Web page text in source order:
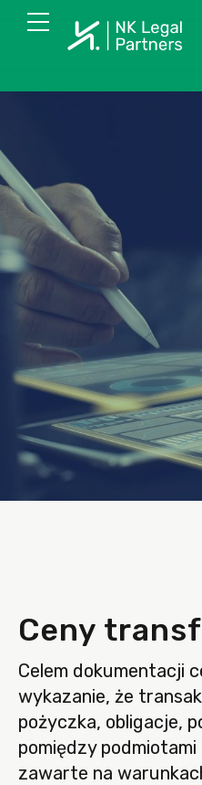
Ceny
Celem dokumentacji
wykazanie, że
pożyczka, obligacje,
pomiędzy
zawarte na